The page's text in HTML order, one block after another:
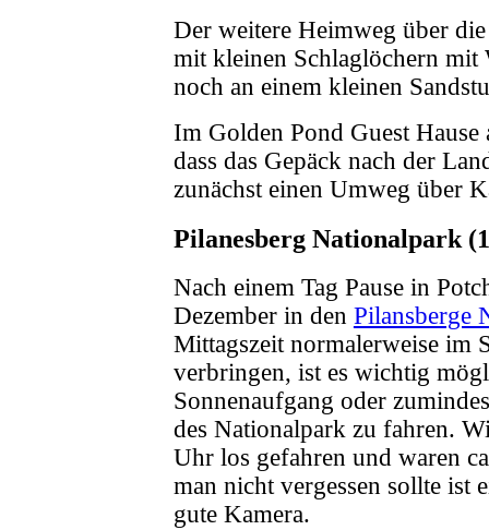
Der weitere Heimweg über
mit kleinen Schlaglöchern mit
noch an einem kleinen
Im Golden Pond Guest
dass das Gepäck nach der
zunächst einen Umweg über
Pilanesberg Nationalpark
Nach einem Tag Pause in
Dezember in den Pilansberge
Mittagszeit normalerweise im
verbringen, ist es wichtig
Sonnenaufgang oder
des Nationalpark zu fahren.
Uhr los gefahren und waren
man nicht vergessen sollte ist
gute Kamera.